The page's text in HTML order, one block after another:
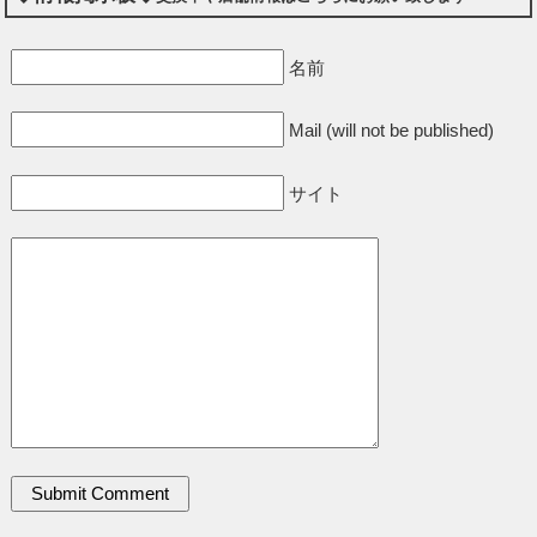
名前
Mail (will not be published)
サイト